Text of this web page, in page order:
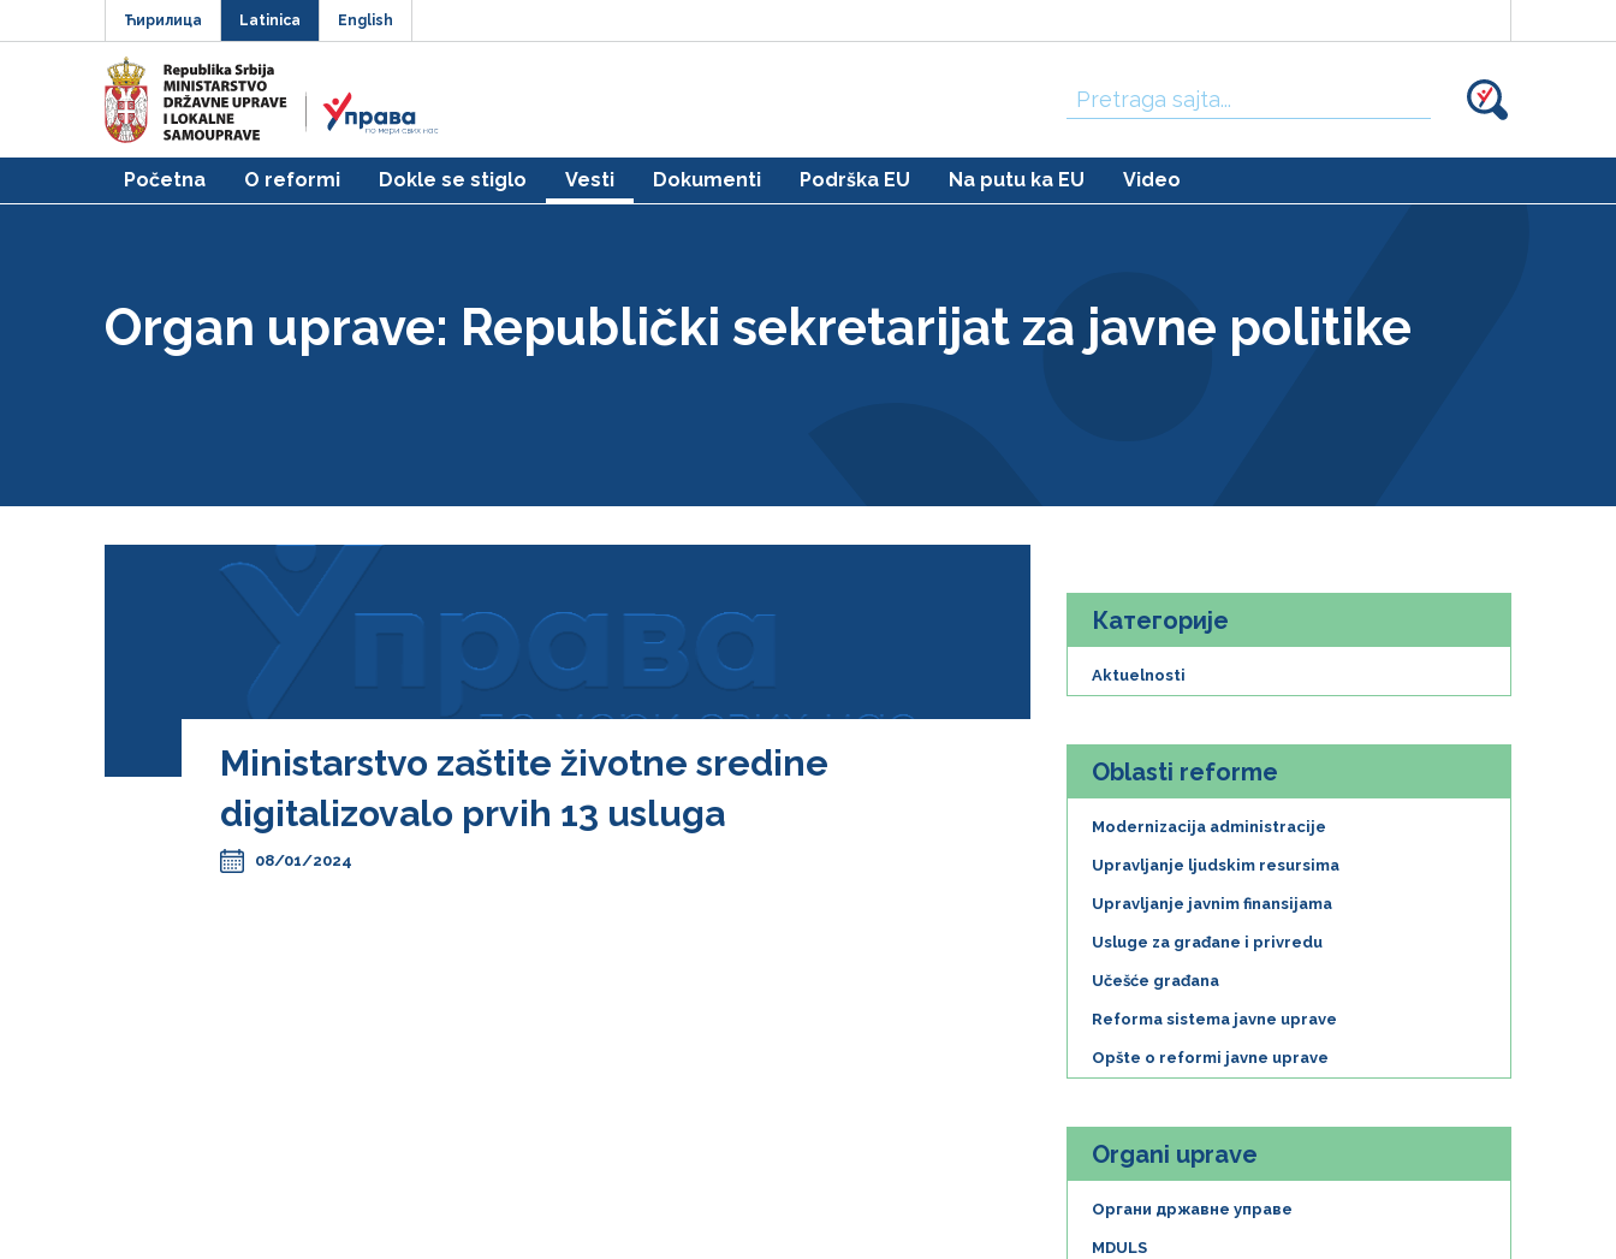
Ћирилица Latinica English
Traži:
Početna O reformi Dokle se stiglo Vesti Dokumenti Podrška EU Na putu ka EU Video
Organ uprave: Republički sekretarijat za javne politike
Ministarstvo zaštite životne sredine
digitalizovalo prvih 13 usluga
08/01/2024
Категорије
Aktuelnosti
Oblasti reforme
Modernizacija administracije
Upravljanje ljudskim resursima
Upravljanje javnim finansijama
Usluge za građane i privredu
Učešće građana
Reforma sistema javne uprave
Opšte o reformi javne uprave
Organi uprave
Органи државне управе
MDULS